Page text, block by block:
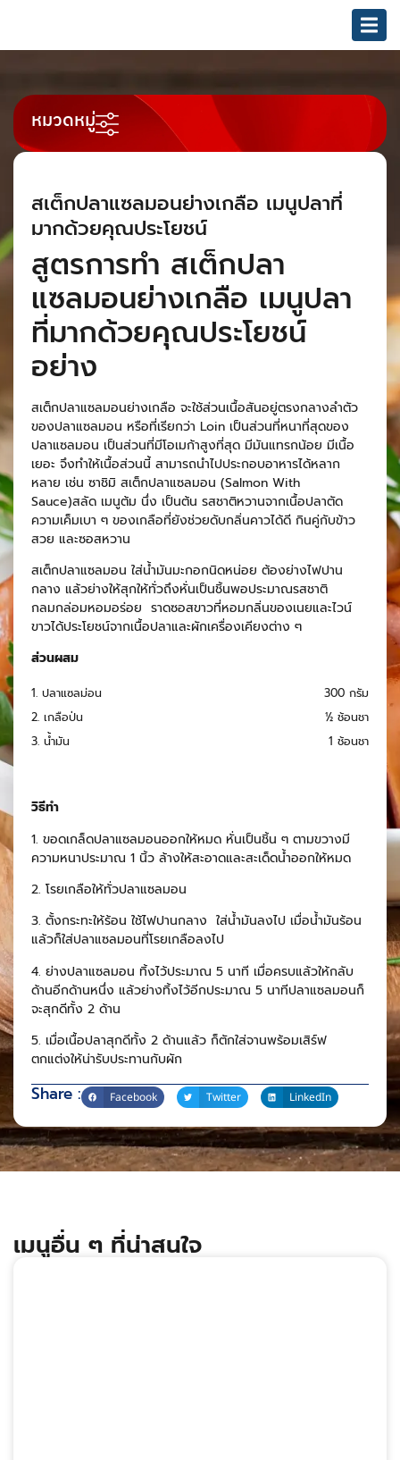
สเต็กปลาแซลมอนย่างเกลือ เมนูปลาที่
มากด้วยคุณประโยชน์
สูตรการทำ สเต็กปลา
แซลมอนย่างเกลือ เมนูปลา
ที่มากด้วยคุณประโยชน์
อย่าง
สเต็กปลาแซลมอนย่างเกลือ จะใช้ส่วนเนื้อสันอยู่ตรงกลางลำตัว
ของปลาแซลมอน หรือที่เรียกว่า Loin เป็นส่วนที่หนาที่สุดของ
ปลาแซลมอน เป็นส่วนที่มีโอเมก้าสูงที่สุด มีมันแทรกน้อย มีเนื้อ
เยอะ จึงทำให้เนื้อส่วนนี้ สามารถนำไปประกอบอาหารได้หลาก
หลาย เช่น ซาชิมิ สเต็กปลาแซลมอน (Salmon With
Sauce)สลัด เมนูต้ม นึ่ง เป็นต้น รสชาติหวานจากเนื้อปลาตัด
ความเค็มเบา ๆ ของเกลือที่ยังช่วยดับกลิ่นคาวได้ดี กินคู่กับข้าว
สวย และซอสหวาน
สเต็กปลาแซลมอน ใส่น้ำมันมะกอกนิดหน่อย ต้องย่างไฟปาน
กลาง แล้วย่างให้สุกให้ทั่วถึงหั่นเป็นชิ้นพอประมาณรสชาติ
กลมกล่อมหอมอร่อย ราดซอสขาวที่หอมกลิ่นของเนยและไวน์
ขาวได้ประโยชน์จากเนื้อปลาและผักเครื่องเคียงต่าง ๆ
ส่วนผสม
1. ปลาแซลม่อน
300 กรัม
2. เกลือป่น
½ ช้อนชา
3. น้ำมัน
1 ช้อนชา
วิธีทํา
1. ขอดเกล็ดปลาแซลมอนออกให้หมด หั่นเป็นชิ้น ๆ ตามขวางมี
ความหนาประมาณ 1 นิ้ว ล้างให้สะอาดและสะเด็ดน้ำออกให้หมด
2. โรยเกลือให้ทั่วปลาแซลมอน
3. ตั้งกระทะให้ร้อน ใช้ไฟปานกลาง ใส่น้ำมันลงไป เมื่อน้ำมันร้อน
แล้วก็ใส่ปลาแซลมอนที่โรยเกลือลงไป
4. ย่างปลาแซลมอน ทิ้งไว้ประมาณ 5 นาที เมื่อครบแล้วให้กลับ
ด้านอีกด้านหนึ่ง แล้วย่างทิ้งไว้อีกประมาณ 5 นาทีปลาแซลมอนก็
จะสุกดีทั้ง 2 ด้าน
5. เมื่อเนื้อปลาสุกดีทั้ง 2 ด้านแล้ว ก็ตักใส่จานพร้อมเสิร์ฟ
ตกแต่งให้น่ารับประทานกับผัก
Share : Facebook Twitter LinkedIn
หมวดหมู่
เมนูอื่น ๆ ที่น่าสนใจ